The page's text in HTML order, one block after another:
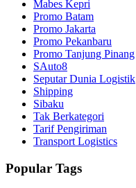
Mabes Kepri
Promo Batam
Promo Jakarta
Promo Pekanbaru
Promo Tanjung Pinang
SAuto8
Seputar Dunia Logistik
Shipping
Sibaku
Tak Berkategori
Tarif Pengiriman
Transport Logistics
Popular Tags